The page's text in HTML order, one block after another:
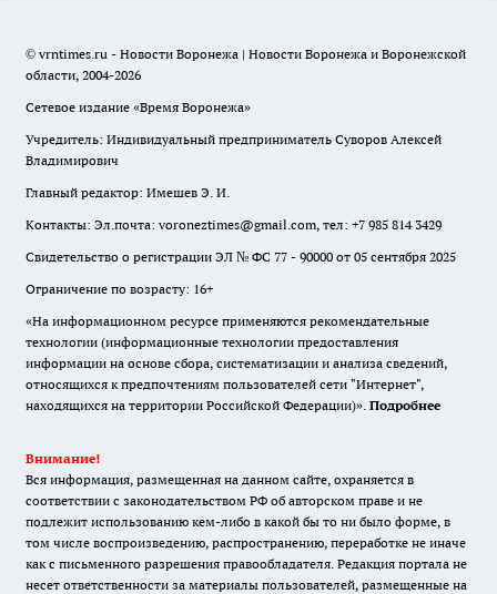
© vrntimes.ru - Новости Воронежа | Новости Воронежа и Воронежской
области, 2004-2026
Сетевое издание «Время Воронежа»
Учредитель: Индивидуальный предприниматель Суворов Алексей
Владимирович
Главный редактор: Имешев Э. И.
Контакты: Эл.почта: voroneztimes@gmail.com, тел: +7 985 814 3429
Свидетельство о регистрации ЭЛ № ФС 77 - 90000 от 05 сентября 2025
Ограничение по возрасту: 16+
«На информационном ресурсе применяются рекомендательные
технологии (информационные технологии предоставления
информации на основе сбора, систематизации и анализа сведений,
относящихся к предпочтениям пользователей сети "Интернет",
находящихся на территории Российской Федерации)». Подробнее
Внимание!
Вся информация, размещенная на данном сайте, охраняется в
соответствии с законодательством РФ об авторском праве и не
подлежит использованию кем-либо в какой бы то ни было форме, в
том числе воспроизведению, распространению, переработке не иначе
как с письменного разрешения правообладателя. Редакция портала не
несет ответственности за материалы пользователей, размещенные на